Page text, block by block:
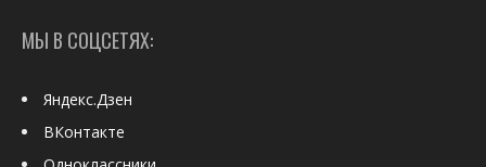
МЫ В СОЦСЕТЯХ:
Яндекс.Дзен
ВКонтакте